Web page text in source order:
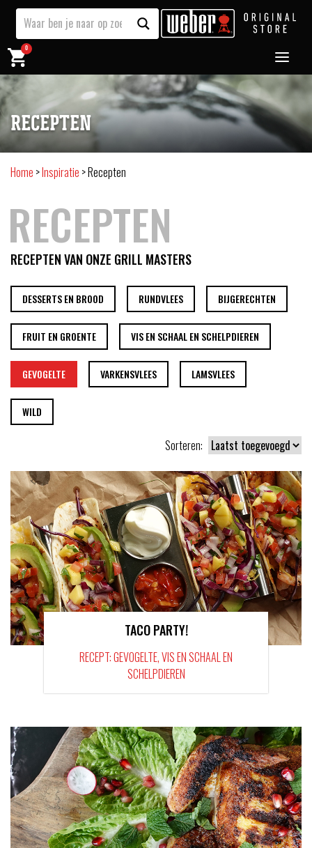
0
RECEPTEN
Home >Inspiratie >Recepten
RECEPTEN
RECEPTEN VAN ONZE GRILL MASTERS
DESSERTS EN BROOD RUNDVLEES BIJGERECHTEN
FRUIT EN GROENTE VIS EN SCHAAL EN SCHELPDIEREN
GEVOGELTE VARKENSVLEES LAMSVLEES
WILD
Sorteren:
TACO PARTY!
RECEPT: GEVOGELTE, VIS EN SCHAAL EN
SCHELPDIEREN